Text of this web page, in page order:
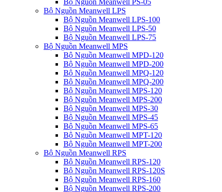
Bộ Nguồn Meanwell LPS
Bộ Nguồn Meanwell LPS-100
Bộ Nguồn Meanwell LPS-50
Bộ Nguồn Meanwell LPS-75
Bộ Nguồn Meanwell MPS
Bộ Nguồn Meanwell MPD-120
Bộ Nguồn Meanwell MPD-200
Bộ Nguồn Meanwell MPQ-120
Bộ Nguồn Meanwell MPQ-200
Bộ Nguồn Meanwell MPS-120
Bộ Nguồn Meanwell MPS-200
Bộ Nguồn Meanwell MPS-30
Bộ Nguồn Meanwell MPS-45
Bộ Nguồn Meanwell MPS-65
Bộ Nguồn Meanwell MPT-120
Bộ Nguồn Meanwell MPT-200
Bộ Nguồn Meanwell RPS
Bộ Nguồn Meanwell RPS-120
Bộ Nguồn Meanwell RPS-120S
Bộ Nguồn Meanwell RPS-160
Bộ Nguồn Meanwell RPS-200